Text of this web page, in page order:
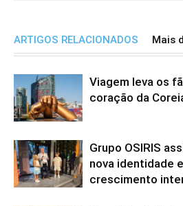
ARTIGOS RELACIONADOS Mais
Viagem leva os
coração da
Grupo OSIRIS
nova identidade
crescimento